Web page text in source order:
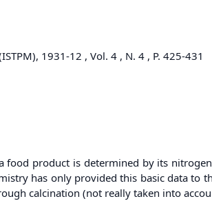
1931-12 , Vol. 4 , N. 4 , P. 425-431
product is determined by its
has only provided this basic data to
calcination (not really taken into